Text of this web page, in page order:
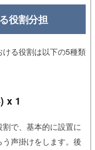
役割分担
ける役割は以下の5種類
x 1
で、基本的に設置に
声掛けをします。後